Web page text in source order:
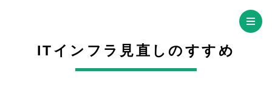
ITインフラ見直しのすすめ